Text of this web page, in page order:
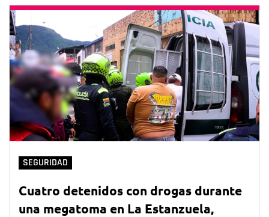
SEGURIDAD
Cuatro detenidos con drogas durante
una megatoma en La Estanzuela,